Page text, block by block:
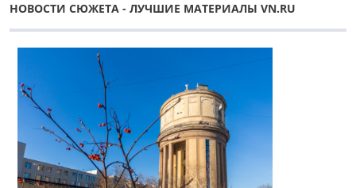
НОВОСТИ СЮЖЕТА - ЛУЧШИЕ МАТЕРИАЛЫ VN.RU